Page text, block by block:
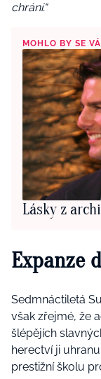
chrání.“
MOHLO BY SE
Lásky z
Expanze
Sedmnáctiletá
však zřejmé, že
šlépějích
herectví ji
prestižní školu